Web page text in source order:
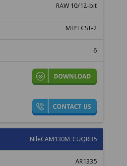
RAW 10/12-bit
MIPI CSI-2
6
NileCAM130M_CUQRB5
AR1335